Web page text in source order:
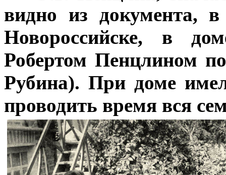
видно из документа,
Новороссийске, в
Робертом Пенцлином
Рубина). При доме
проводить время вся